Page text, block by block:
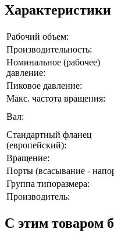
Характеристики
Рабочий объем:
Производительность:
Номинальное (рабочее)
давление:
Пиковое давление:
Макс. частота вращения:
Вал:
Стандартный фланец
(европейский):
Вращение:
Порты (всасывание -
Группа типоразмера:
Производитель:
С этим товаром